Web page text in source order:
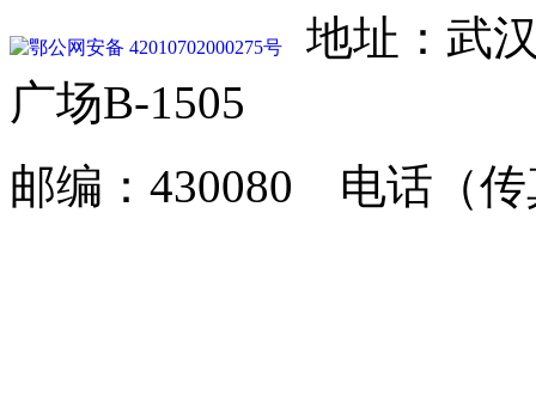
鄂公网安备 42010702000275号
地址：武
广场B-1505
邮编：430080 电话（传